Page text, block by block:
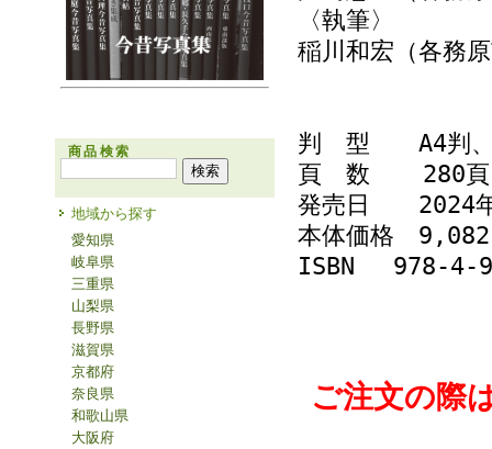
商品検索
地域から探す
愛知県
岐阜県
三重県
山梨県
長野県
滋賀県
京都府
奈良県
和歌山県
大阪府
〈執筆〉
稲川和宏（各務
判 型 A4判、
頁 数 280頁（
発売日 2024
本体価格
ISBN 978-4-
ご注文の際